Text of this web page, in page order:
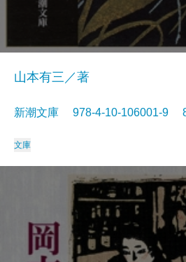
山本有三／著
新潮文庫 978-4-10-106001-9
文庫